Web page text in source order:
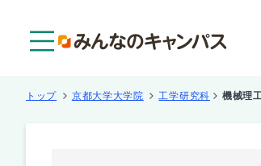
トップ 京都大学大学院 工学研究科 機械理